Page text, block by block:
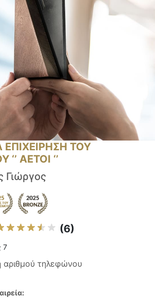
ΕΠΙΧΕΙΡΗΣΗ ΤΟΥ
ΑΕΤΟΙ ‘’
Γιώργος
(6)
7
αριθμού τηλεφώνου